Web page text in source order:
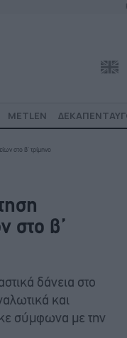
METLEN
στο β’ τρίμηνο
στο β’
δάνεια στο
και
σύμφωνα με την